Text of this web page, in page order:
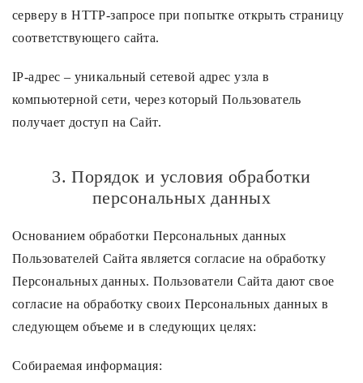
серверу в HTTP-запросе при попытке открыть страницу
соответствующего сайта.
IP-адрес – уникальный сетевой адрес узла в
компьютерной сети, через который Пользователь
получает доступ на Cайт.
3. Порядок и условия обработки
персональных данных
Основанием обработки Персональных данных
Пользователей Сайта является согласие на обработку
Персональных данных. Пользователи Сайта дают свое
согласие на обработку своих Персональных данных в
следующем объеме и в следующих целях:
Собираемая информация: